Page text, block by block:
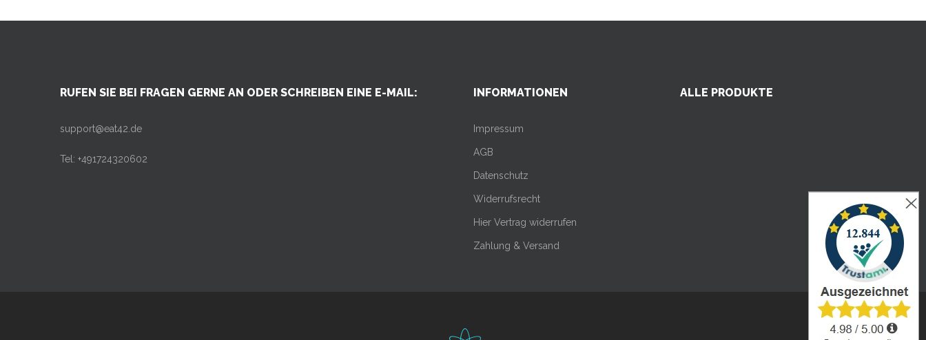
RUFEN SIE BEI FRAGEN GERNE AN ODER SCHREIBEN EINE E-MAIL:
support@eat42.de
Tel: +491724320602
INFORMATIONEN
Impressum
AGB
Datenschutz
Widerrufsrecht
Hier Vertrag widerrufen
Zahlung & Versand
ALLE PRODUKTE